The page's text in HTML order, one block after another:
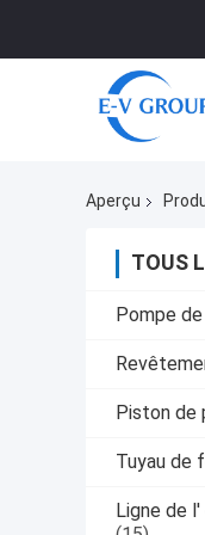
Aperçu
TOUS
Pompe
Piston de
Tuyau de
Ligne de